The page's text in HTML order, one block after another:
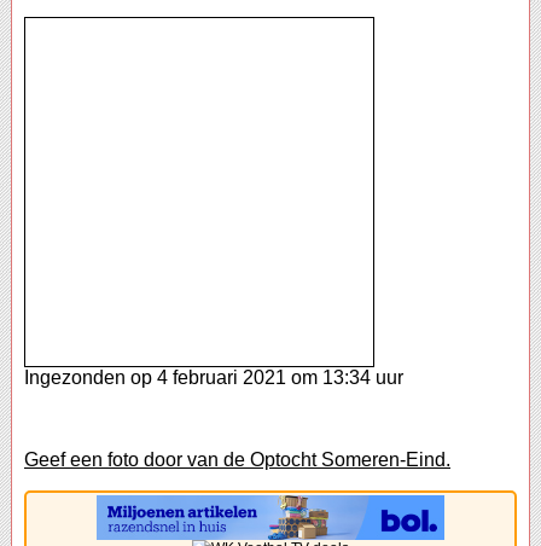
Ingezonden op 4 februari 2021 om 13:34 uur
Geef een foto door van de Optocht Someren-Eind.